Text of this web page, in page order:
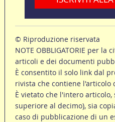
© Riproduzione riservata
NOTE OBBLIGATORIE per
articoli e dei documenti
È consentito il solo link dal
rivista che contiene l'articolo
È vietato che l'intero
superiore al decimo), sia
caso di pubblicazione di un